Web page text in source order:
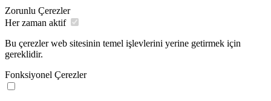
Zorunlu Çerezler
Her zaman aktif
Bu çerezler web sitesinin temel işlevlerini yerine getirmek için
gereklidir.
Fonksiyonel Çerezler